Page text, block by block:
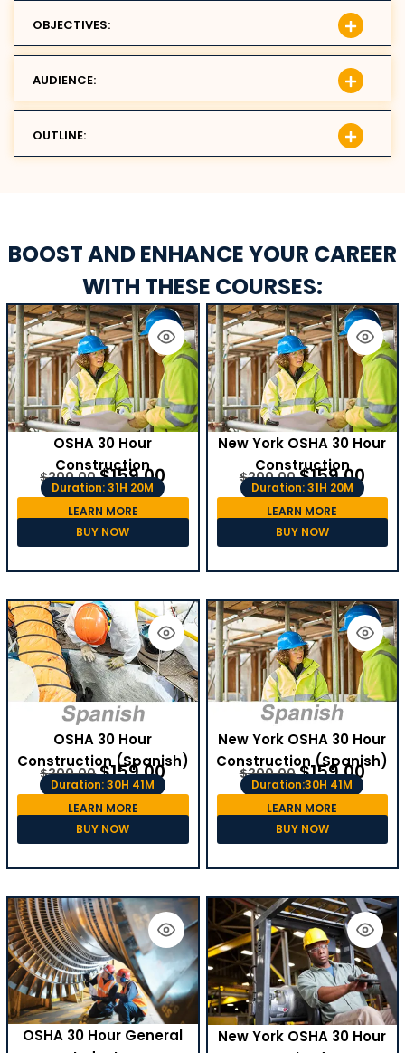
OBJECTIVES:
AUDIENCE:
OUTLINE:
BOOST AND ENHANCE YOUR CAREER
WITH THESE COURSES:
OSHA 30 Hour
Construction
$200.00 $159.00
Duration: 31H 20M
LEARN MORE
BUY NOW
New York OSHA 30 Hour
Construction
$200.00 $159.00
Duration: 31H 20M
LEARN MORE
BUY NOW
OSHA 30 Hour
Construction (Spanish)
$200.00 $159.00
Duration: 30H 41M
LEARN MORE
BUY NOW
New York OSHA 30 Hour
Construction (Spanish)
$200.00 $159.00
Duration:30H 41M
LEARN MORE
BUY NOW
OSHA 30 Hour General
New York OSHA 30 Hour